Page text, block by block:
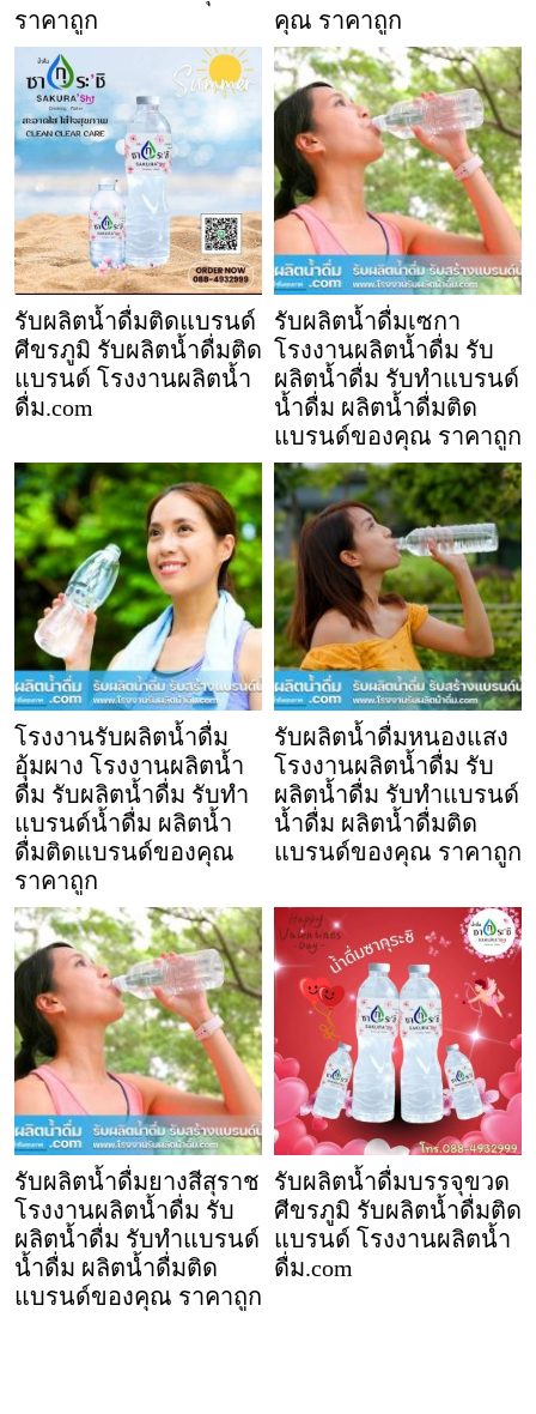
ราคาถูก
คุณ ราคาถูก
รับผลิตน้ำดื่มติดแบรนด์
ศีขรภูมิ รับผลิตน้ำดื่มติด
แบรนด์ โรงงานผลิตน้ำ
ดื่ม.com
รับผลิตน้ำดื่มเซกา
โรงงานผลิตน้ำดื่ม รับ
ผลิตน้ำดื่ม รับทำแบรนด์
น้ำดื่ม ผลิตน้ำดื่มติด
แบรนด์ของคุณ ราคาถูก
โรงงานรับผลิตน้ำดื่ม
อุ้มผาง โรงงานผลิตน้ำ
ดื่ม รับผลิตน้ำดื่ม รับทำ
แบรนด์น้ำดื่ม ผลิตน้ำ
ดื่มติดแบรนด์ของคุณ
ราคาถูก
รับผลิตน้ำดื่มหนองแสง
โรงงานผลิตน้ำดื่ม รับ
ผลิตน้ำดื่ม รับทำแบรนด์
น้ำดื่ม ผลิตน้ำดื่มติด
แบรนด์ของคุณ ราคาถูก
รับผลิตน้ำดื่มยางสีสุราช
โรงงานผลิตน้ำดื่ม รับ
ผลิตน้ำดื่ม รับทำแบรนด์
น้ำดื่ม ผลิตน้ำดื่มติด
แบรนด์ของคุณ ราคาถูก
รับผลิตน้ำดื่มบรรจุขวด
ศีขรภูมิ รับผลิตน้ำดื่มติด
แบรนด์ โรงงานผลิตน้ำ
ดื่ม.com